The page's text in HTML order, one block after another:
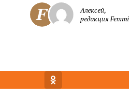
Алексей,
редакция